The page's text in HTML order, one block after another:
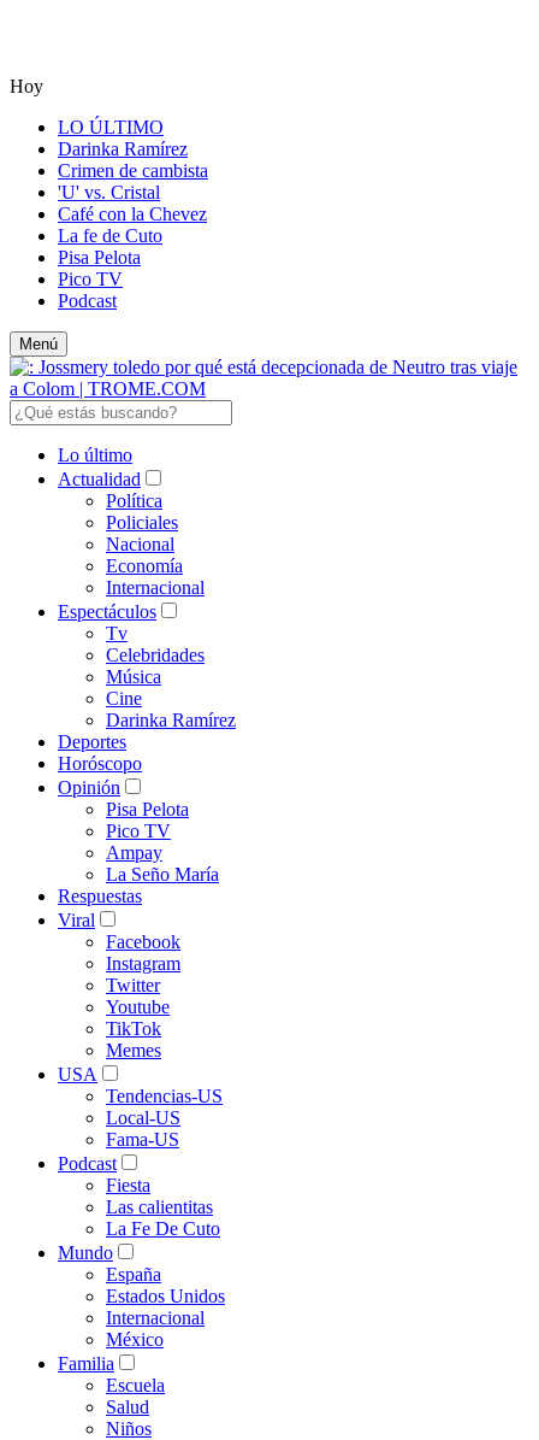
Hoy
LO ÚLTIMO
Darinka Ramírez
Crimen de cambista
'U' vs. Cristal
Café con la Chevez
La fe de Cuto
Pisa Pelota
Pico TV
Podcast
Menú
Lo último
Actualidad
Política
Policiales
Nacional
Economía
Internacional
Espectáculos
Tv
Celebridades
Música
Cine
Darinka Ramírez
Deportes
Horóscopo
Opinión
Pisa Pelota
Pico TV
Ampay
La Seño María
Respuestas
Viral
Facebook
Instagram
Twitter
Youtube
TikTok
Memes
USA
Tendencias-US
Local-US
Fama-US
Podcast
Fiesta
Las calientitas
La Fe De Cuto
Mundo
España
Estados Unidos
Internacional
México
Familia
Escuela
Salud
Niños